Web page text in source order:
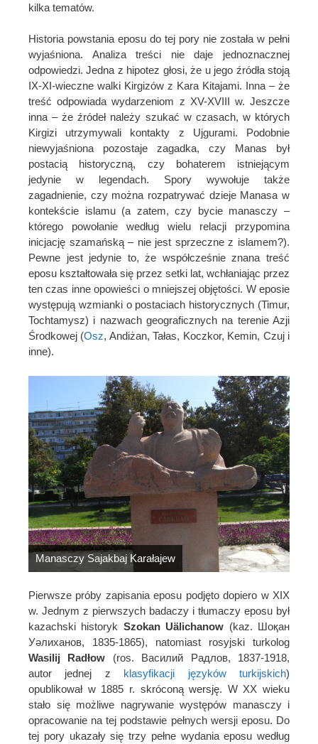
kilka tematów.
Historia powstania eposu do tej pory nie została w pełni
wyjaśniona. Analiza treści nie daje jednoznacznej
odpowiedzi. Jedna z hipotez głosi, że u jego źródła stoją
IX-XI-wieczne walki Kirgizów z Kara Kitajami. Inna – że
treść odpowiada wydarzeniom z XV-XVIII w. Jeszcze
inna – że źródeł należy szukać w czasach, w których
Kirgizi utrzymywali kontakty z Ujgurami. Podobnie
niewyjaśniona pozostaje zagadka, czy Manas był
postacią historyczną, czy bohaterem istniejącym
jedynie w legendach. Spory wywołuje także
zagadnienie, czy można rozpatrywać dzieje Manasa w
kontekście islamu (a zatem, czy bycie manasczy –
którego powołanie według wielu relacji przypomina
inicjację szamańską – nie jest sprzeczne z islamem?).
Pewne jest jedynie to, że współcześnie znana treść
eposu kształtowała się przez setki lat, wchłaniając przez
ten czas inne opowieści o mniejszej objętości. W eposie
występują wzmianki o postaciach historycznych (Timur,
Tochtamysz) i nazwach geograficznych na terenie Azji
Środkowej (Osz, Andiżan, Tałas, Koczkor, Kemin, Czuj i
inne).
Manasczy Sajakbaj Karałajew
Pierwsze próby zapisania eposu podjęto dopiero w XIX
w. Jednym z pierwszych badaczy i tłumaczy eposu był
kazachski historyk Szokan Uälichanow (kaz. Шоқан
Уәлиханов, 1835-1865), natomiast rosyjski turkolog
Wasilij Radłow (ros. Василий Радлов, 1837-1918,
autor jednej z klasyfikacji języków turkijskich)
opublikował w 1885 r. skróconą wersję. W XX wieku
stało się możliwe nagrywanie występów manasczy i
opracowanie na tej podstawie pełnych wersji eposu. Do
tej pory ukazały się trzy pełne wydania eposu według